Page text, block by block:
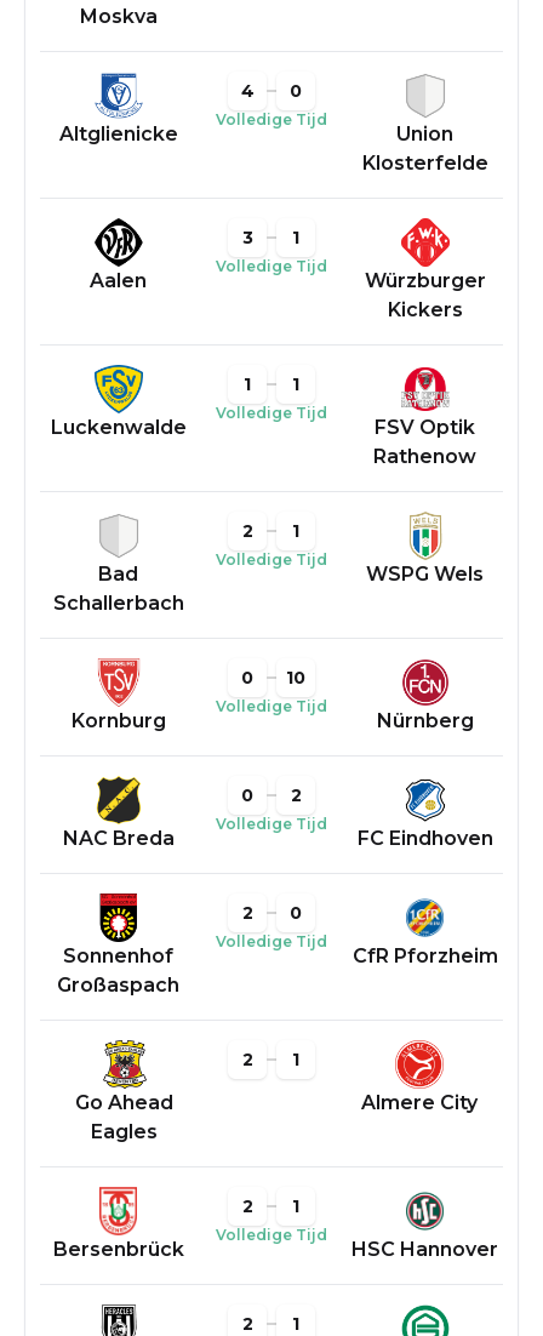
Moskva
Altglienicke
4 0
Volledige Tijd
Union
Klosterfelde
Aalen
3 1
Volledige Tijd
Würzburger
Kickers
Luckenwalde
1 1
Volledige Tijd
FSV Optik
Rathenow
Bad
Schallerbach
2 1
Volledige Tijd
WSPG Wels
Kornburg
0 10
Volledige Tijd
Nürnberg
NAC Breda
0 2
Volledige Tijd
FC Eindhoven
Sonnenhof
Großaspach
2 0
Volledige Tijd
CfR Pforzheim
Go Ahead
Eagles
2 1
Almere City
Bersenbrück
2 1
Volledige Tijd
HSC Hannover
2 1